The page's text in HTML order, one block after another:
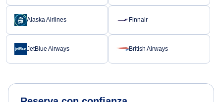
Alaska Airlines Finnair
JetBlue Airways British Airways